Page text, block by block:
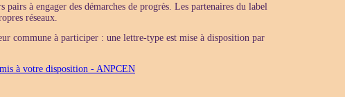
à engager des démarches de progrès. Les partenaires du label
réseaux.
commune à participer : une lettre-type est mise à disposition par
à votre disposition - ANPCEN